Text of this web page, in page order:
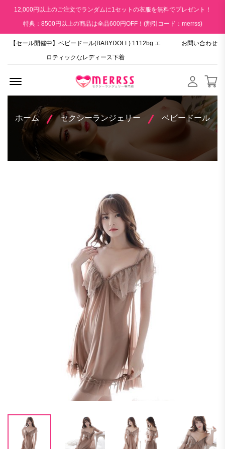
12,000円以上のご注文でランダムに1セットの衣服を無料でプレゼント！
特典：8500円以上の商品は全品600円OFF！(割引コード：merrss)
【セール開催中】ベビードール(BABYDOLL) 1112bg エ
ロティックなレディース下着
お問い合わせ
ホーム セクシーランジェリー ベビードール